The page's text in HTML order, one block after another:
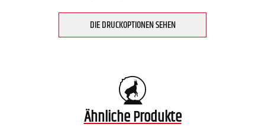
DIE DRUCKOPTIONEN SEHEN
Ähnliche Produkte